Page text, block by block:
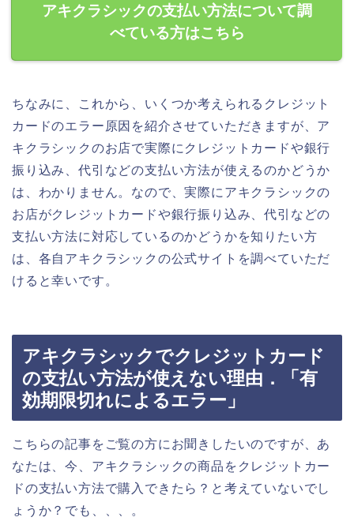
アキクラシックの支払い方法について調
べている方はこちら
ちなみに、これから、いくつか考えられるクレジット
カードのエラー原因を紹介させていただきますが、ア
キクラシックのお店で実際にクレジットカードや銀行
振り込み、代引などの支払い方法が使えるのかどうか
は、わかりません。なので、実際にアキクラシックの
お店がクレジットカードや銀行振り込み、代引などの
支払い方法に対応しているのかどうかを知りたい方
は、各自アキクラシックの公式サイトを調べていただ
けると幸いです。
アキクラシックでクレジットカード
の支払い方法が使えない理由．「有
効期限切れによるエラー」
こちらの記事をご覧の方にお聞きしたいのですが、あ
なたは、今、アキクラシックの商品をクレジットカー
ドの支払い方法で購入できたら？と考えていないでし
ょうか？でも、、、。